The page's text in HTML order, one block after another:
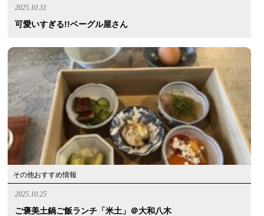
2025.10.31
可愛いすぎる!!ベーグル屋さん
その他おすすめ情報
2025.10.25
ご褒美土鍋ご飯ランチ「米土」＠大和八木